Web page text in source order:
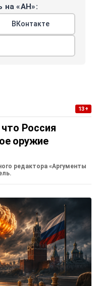
на «АН»:
ВКонтакте
13+
Россия
оружие
редактора «Аргументы